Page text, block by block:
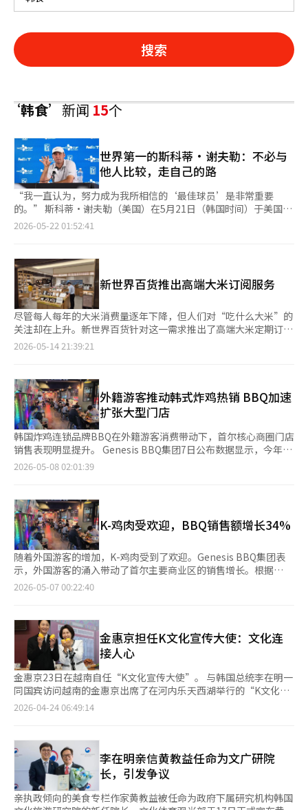
搜索
‘韩食’新闻15个
世界第一的斯科蒂·谢夫勒：不必与
他人比较，走自己的路
“我一直认为，努力成为我所相信的‘最佳球员’是非常重要
的。” 斯科蒂·谢夫勒（美国）在5月21日（韩国时间）于美国德
克萨斯州麦金尼的TPC克雷格兰奇（标准杆71杆）媒体中心举行的
第一的谢夫勒，无疑是现役最佳球员。他在PGA巡回赛上取得了20
场胜利，并在大满贯赛事中赢得了4场冠军。此外，他还在2024年
巴黎奥运会上获得了金牌，并创造了连续100周的世界排名第一、
54洞领先时的10连胜等诸多纪录。 当天，谢夫勒表示，在成为世
界顶级球员的过程中，他更注重追求梦想的过程，而不是被具体目
标所束缚。他回忆道：“我小时候并不是那种会写下目标或具体设
定要在哪个比赛中获胜的人。我梦想的只是能在PGA巡回赛上打高
尔夫。” 他进一步解释道：“这并不意味着我把PGA巡回赛视为
强调要专注于自身成长，警惕与他人的比较。他表示：“我认为周
围的人有很多值得学习的地方，但与他人比较有时是危险的。最
终，重要的是以自己的方式前进并自我提升。” 他也对最近状态
不佳的金周亨给予了温暖的鼓励。谢夫勒说：“我认为高尔夫是非
常困难的运动，甚至可以说是世界上最难的比赛。每个人都会有起
伏。” 他接着表示：“金周亨仍然是年轻球员，大家常常忘记这
一点。他才23岁。”他还提到：“每次见面时，他的能量和表情都
很好。我认为这是他的一个重要优势。他总是态度积极，对待一切
勒在去年的CJ杯中展现了压倒性的实力。他从第一轮开始就保持领
先，最终以“从头到尾”的方式夺冠，并创造了PGA巡回赛72洞最
低杆数的并列纪录（31个小鸟，253杆）。本届比赛中，他能否成
功卫冕备受关注。如果他在今年的比赛中成功卫冕，将成为自
2022年李京勋以来，四年来首次实现该赛事的连冠。 在家乡争取
连冠的谢夫勒表示：“刻有韩文名字的奖杯真的很棒。我会全力以
赴再次夺冠。”他强调：“在巡回赛中竞争总是令人愉快，尤其是
在家乡比赛，这对我来说意义重大。此外，这场比赛以巴伊伦·尼
糟，但多亏了韩食让我恢复了精力。”他对今年比赛期间提供的韩
食充满期待。谢夫勒说：“我期待在运动员餐厅享用韩餐。食物总
是非常美味。从运动员餐厅的角度来看，这可能是我最喜欢的比赛
之一。如果有辣鸡肉菜肴，我可能会吃好几份。我真的很喜欢辣鸡
肉。”他笑着说道。※ 本报道经人工智能（AI）系统翻译与编辑。
2026-05-22 01:52:41
新世界百货推出高端大米订阅服务
尽管每人每年的大米消费量逐年下降，但人们对“吃什么大米”的
关注却在上升。新世界百货针对这一需求推出了高端大米定期订阅
服务。 新世界百货于上月底宣布，推出了新世界韩食研究所品
门口。根据“新鲜度决定米饭口感”的理念，建立了每两周配送新
鲜磨制大米的系统，以保持最佳口感。 新世界百货推出定期订阅
模型的背景是消费者口味的高端化变化。根据韩国农村经济研究院
的研究，2021年“购买大米时确认品种”的比例从12.3%上升到
2024年的16.4%。 此次服务的起点是客户的反馈。新世界百货的
韩食餐饮“常常一餐”中使用了发酵：库的大米，顾客反应“米饭
口感很好”，因此推动了定期订阅服务的策划。 代表产品是由国
产品种三光、白珍珠、余里香组合而成的“玉露”。该米饭被评价
所厨师多年合作的“最佳比例混合”的成果。自2024年推出以
来，玉露的销售持续增长，今年1至4月的销售额同比增长15%。
此外，根据家庭规模划分的包装容量也是其特点。根据家庭规模，
提供从450克到1千克的小包装，以及4千克、10千克的大包装选
择。10千克的产品仅可通过定期订阅购买。 在线上，提供四种精
选组合米的试吃产品和四种混合订阅产品，以及1个月和3个月的定
期订阅产品。5月份还进行最高23%的折扣促销，客户可通过
Beyond新世界和SSG.com申请。 此次大米订阅服务是新世界百货
次推出“面包订阅服务”，开启了百货公司的订阅服务。客户每月
支付5万韩元，可以每天在店内领取一块面包。 此外，新世界百货
还针对VIP消费者（翡翠等级及以上）推出了时令水果订阅服务。
客户可以根据需求选择每月两次（12万韩元）或每月四次（24万
韩元）的服务。客户可以在周二至周五的任意一天（不包括周一）
接收配送。 新世界百货韩食研究所所长韩希贞（常务）表
示：“我们将继续秉持发酵：库的理念，发掘并展示高品质的韩国
食品工匠的优质食品，同时保留传统方式。”※ 本报道经人工智
2026-05-14 21:39:21
外籍游客推动韩式炸鸡热销 BBQ加速
扩张大型门店
韩国炸鸡连锁品牌BBQ在外籍游客消费带动下，首尔核心商圈门店
销售表现明显提升。 Genesis BBQ集团7日公布数据显示，今年第
一季度，位于首尔明洞、弘大等核心商圈门店的累计销售额同比增
游客聚集的热门旅游商圈同样保持明显增长势头。 韩国文化体育
观光部数据显示，今年第一季度入境韩国的外籍游客达476万人
次，同比增长23%。BBQ分析称，随着赴韩外籍游客持续增加，
海外消费者对韩式炸鸡的消费热情显著升温，有效带动品牌门店客
流与销售额同步上涨。 从消费偏好来看，外国消费者对韩式炸鸡
的接受度持续提升。黄金橄榄炸鸡、韩式甜辣炸鸡等无骨炸鸡产品
成为热门菜单，同时年糕、芝士球、薯条等配餐类产品点单占比同
步提升。 韩国农林畜产食品部与韩食振兴院此前发布的《2025海
列第一，进一步反映出韩国食品在全球市场的影响力持续扩大。
BBQ相关负责人表示，为进一步吸引外籍游客消费，公司正持续扩
大重点商圈布局，计划增加30至40坪以上的大型门店，以强化堂
食体验和品牌展示能力。并将围绕全球消费者聚集度较高的核心商
圈，持续提升空间运营与产品竞争力，进一步巩固“韩式炸鸡代表
品牌”地位。 在海外市场拓展方面，BBQ也在加快全球化布局。
今年3月在中国湖南省长沙市开设当地首家门店，并持续扩大海外
业务版图。
2026-05-08 02:01:39
K-鸡肉受欢迎，BBQ销售额增长34%
随着外国游客的增加，K-鸡肉受到了欢迎。Genesis BBQ集团表
示，外国游客的涌入带动了首尔主要商业区的销售增长。根据
Genesis BBQ集团的数据，明洞和弘大等地区今年第一季度的累计
上升。BBQ分析称，扩大30至40坪以上的大型店铺以及外国游客
的增加是销售增长的原因。文化体育观光部的数据显示，今年第一
季度访韩外国人总数为476万人，同比增加23%。农业食品部和韩
食振兴院的调查显示，韩式炸鸡是海外消费者最喜爱的韩食。BBQ
相关人士表示：“我们将继续在全球客户集中的核心商圈加强空间
和菜单竞争力。”此外，BBQ也在扩大海外业务，目前在美国、欧
洲、中国、东南亚等57个国家运营约700家店铺。今年3月，BBQ
在中国湖南省开设了新店，进军中国中部市场。※ 本报道经人工
2026-05-07 00:22:40
金惠京担任K文化宣传大使：文化连
接人心
金惠京23日在越南自任“K文化宣传大使”。 与韩国总统李在明一
同国宾访问越南的金惠京出席了在河内乐天西湖举行的“K文化旅
游展”。她表示，电影等文化超越语言和国界，是连接人心的温暖
盖内容（电视剧）、美食（韩食）、美容（化妆品）、遗产（文化
遗产）、旅游等多个领域，活动将持续至26日。 活动地点乐天西
湖是越南最大的购物和娱乐综合体，自2023年9月开业以来，累计
访客已超过2500万人。 活动首日，金惠京身穿韩服，与演员郑日
宇一同参观了K文化旅游展的室内展区。郑日宇因出演韩越合拍电
2026-04-24 06:49:14
李在明亲信黄教益任命为文广研院
长，引发争议
亲执政倾向的美食专栏作家黄教益被任命为政府下属研究机构韩国